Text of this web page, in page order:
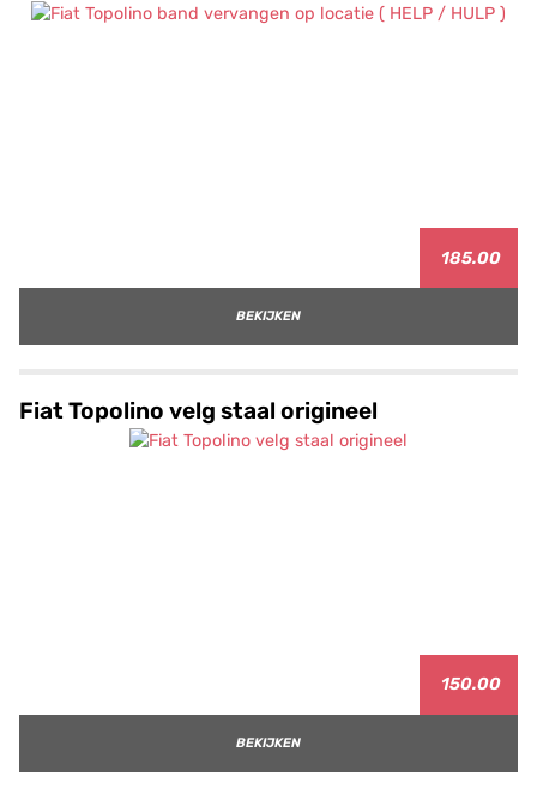
185.00
BEKIJKEN
Fiat Topolino velg staal origineel
150.00
BEKIJKEN